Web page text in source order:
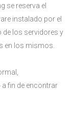
se reserva el
instalado por el
los servidores y
en los mismos.
fin de encontrar